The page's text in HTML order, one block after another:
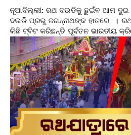
ନୂଆଦିଲ୍ଲୀ: ରଥ ଦଉଡିକୁ ଛୁଇଁବ ଆମ ଦୁଇ
ଦଉଡି ପ୍ରଭୁ ଜଗନ୍ନାଥଙ୍କ ହାତରେ ।
କିଛି ଟ୍ବିଟ କରିଛନ୍ତି ପୂର୍ବତନ ଭାରତୀୟ